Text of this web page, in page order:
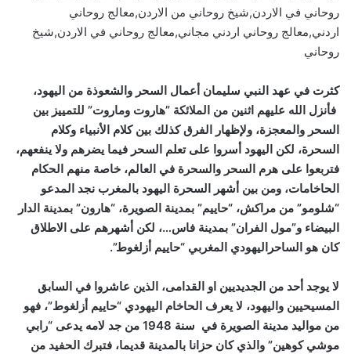
روحاني في الاردن,شيخ روحاني من الاردن,معالج روحاني
اردني,معالج روحاني اردني مجاني,معالج روحاني في الاردن,شيخ
روحاني
كثرت في عهد النبي سليمان أعمال السحر والشعوذة من اليهود،
فأنزل الله عليهم اثنين من الملائكة ”هاروت وماروت” للتمييز بين
السحر والمعجزة، ولإظهار الفرق كذلك بين كلام الأنبياء وكلام
السحرة، لكن اليهود أسروا على تعلم السحر فيما يضرهم ولا ينفعهم،
فتربعوا على هرم السحر والسحرة في العالم، خاصة منهم الحكام
الحاخامات، ومن بين أشهر السحرة اليهود بالمغرب نجد المدعو
“شلومو” من مراكش، “حاييم” بمدينة الصويرة، “هارون” بمدينة الدار
البيضاء و”مول الفران” بمدينة فاس…، لكن أشهرهم على الاطلاق
كان هو الساحراليهودي المغربي “حاييم أزلغوط”.
لا يوجد أحد من الجديديين او القدامى، الذين عاشروا في السابق
المسيحيين واليهود، لا يعرف الحاخام اليهودي “حاييم أزلغوط”، فهو
من مواليد مدينة الصويرة في سنة 1948 من جد لامه يدعى “رابي
موشي كوهين” والذي كان حزانا بالمدينة قديما، فتبرك الحفيد من